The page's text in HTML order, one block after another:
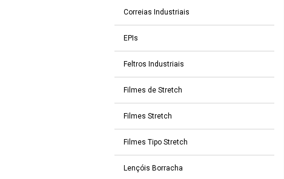
Correias Industriais
EPIs
Feltros Industriais
Filmes de Stretch
Filmes Stretch
Filmes Tipo Stretch
Lençóis Borracha